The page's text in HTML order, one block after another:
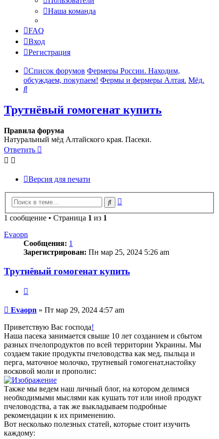
Наша команда
FAQ
Вход
Регистрация
Список форумов Фермеры России. Находим,
обсуждаем, покупаем! Фермы и фермеры Алтая. Мёд.
Поиск
Трутнёвый гомогенат купить
Правила форума
Натуральный мёд Алтайского края. Пасеки.
Ответить
Версия для печати
Поиск
1 сообщение • Страница 1 из 1
Evaopn
Сообщения: 1
Зарегистрирован: Пн мар 25, 2024 5:26 am
Трутнёвый гомогенат купить
Сообщение
Evaopn » Пт мар 29, 2024 4:57 am
Приветствую Вас господа!
Наша пасека занимается свыше 10 лет созданием и сбытом
разных пчелопродуктов по всей территории Украины. Мы
создаем такие продукты пчеловодства как мед, пыльца и
перга, маточное молочко, трутневый гомогенат,настойку
восковой моли и прополис:
Также мы ведем наш личный блог, на котором делимся
необходимыми мыслями как кушать тот или иной продукт
пчеловодства, а так же выкладываем подробные
рекомендации к их применению.
Вот несколько полезных статей, которые стоит изучить
каждому: